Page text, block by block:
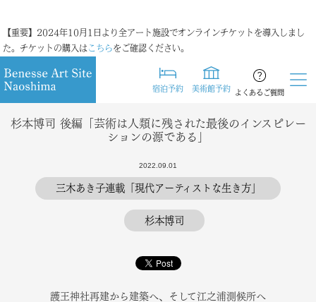
【重要】2024年10月1日より全アート施設でオンラインチケットを導入しまし
た。チケットの購入は こちらをご確認ください。
宿泊予約 美術館予約 よくあるご質問
杉本博司 後編「芸術は人類に残された最後のインスピレー
ションの源である」
2022.09.01
三木あき子連載「現代アーティストな生き方」
杉本博司
護王神社再建から建築へ、そして江之浦測候所へ